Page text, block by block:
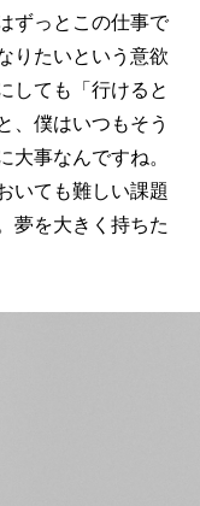
ずっとこの仕事で
りたいという意欲
しても「行けると
、僕はいつもそう
大事なんですね。
いても難しい課題
夢を大きく持ちた